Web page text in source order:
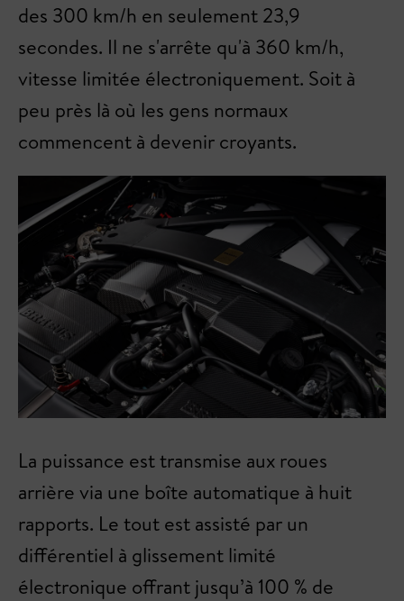
des 300 km/h en seulement 23,9
secondes. Il ne s'arrête qu'à 360 km/h,
vitesse limitée électroniquement. Soit à
peu près là où les gens normaux
commencent à devenir croyants.
La puissance est transmise aux roues
arrière via une boîte automatique à huit
rapports. Le tout est assisté par un
différentiel à glissement limité
électronique offrant jusqu’à 100 % de